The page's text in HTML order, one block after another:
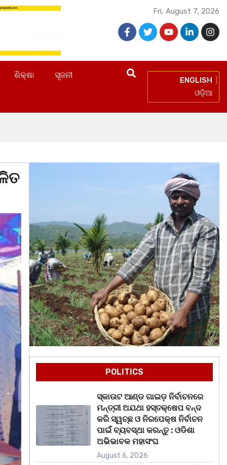
Fri, August 7, 2026
ଶିକ୍ଷା ସୃଜନୀ
ENGLISH
ଓଡ଼ିଆ
POLITICS
ସ୍କାଉଟ ଆଣ୍ଡ ଗାଇଡ଼ ନିର୍ବାଚନରେ
ମନ୍ତ୍ରୀ ଅଯଥା ହସ୍ତକ୍ଷେପ ବନ୍ଦ
କରି ସ୍ୱଚ୍ଛ ଓ ନିରପେକ୍ଷ ନିର୍ବାଚନ
ପାଇଁ ବ୍ୟବସ୍ଥା କରନ୍ତୁ : ଓଡିଶା
ଅଭିଭାବକ ମହାସଂଘ
August 6, 2026